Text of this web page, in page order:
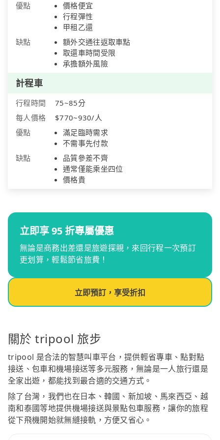
優點
價格便宜
行程彈性
甲租乙還
缺點
額外交通往返取車點
取還車時間受限
承擔額外風險
計程車
行程時間
75~85分
每人價格
$770~930/人
優點
滿足臨時需求
不需事先付款
缺點
品質參差不齊
通常僅能乘坐四位
價格貴
立即享 95 折專屬優惠
無論是商務出差還是旅遊探親，來回行程一次預訂
更划算，輕鬆節省旅費！
立即預訂，享受折扣
關於 tripool 旅步
tripool 是合法的智慧叫車平台，提供輕省專車、點對點
接送、包車和機場接送等多元服務，無論是一人旅行還是
全家出遊，都能找到最合適的交通方式。
除了台灣，我們也在日本、韓國、新加坡、馬來西亞、越
南和泰國等地提供機場接送與景點包車服務，讓你的旅程
從下飛機開始就無縫接軌，方便又省心。